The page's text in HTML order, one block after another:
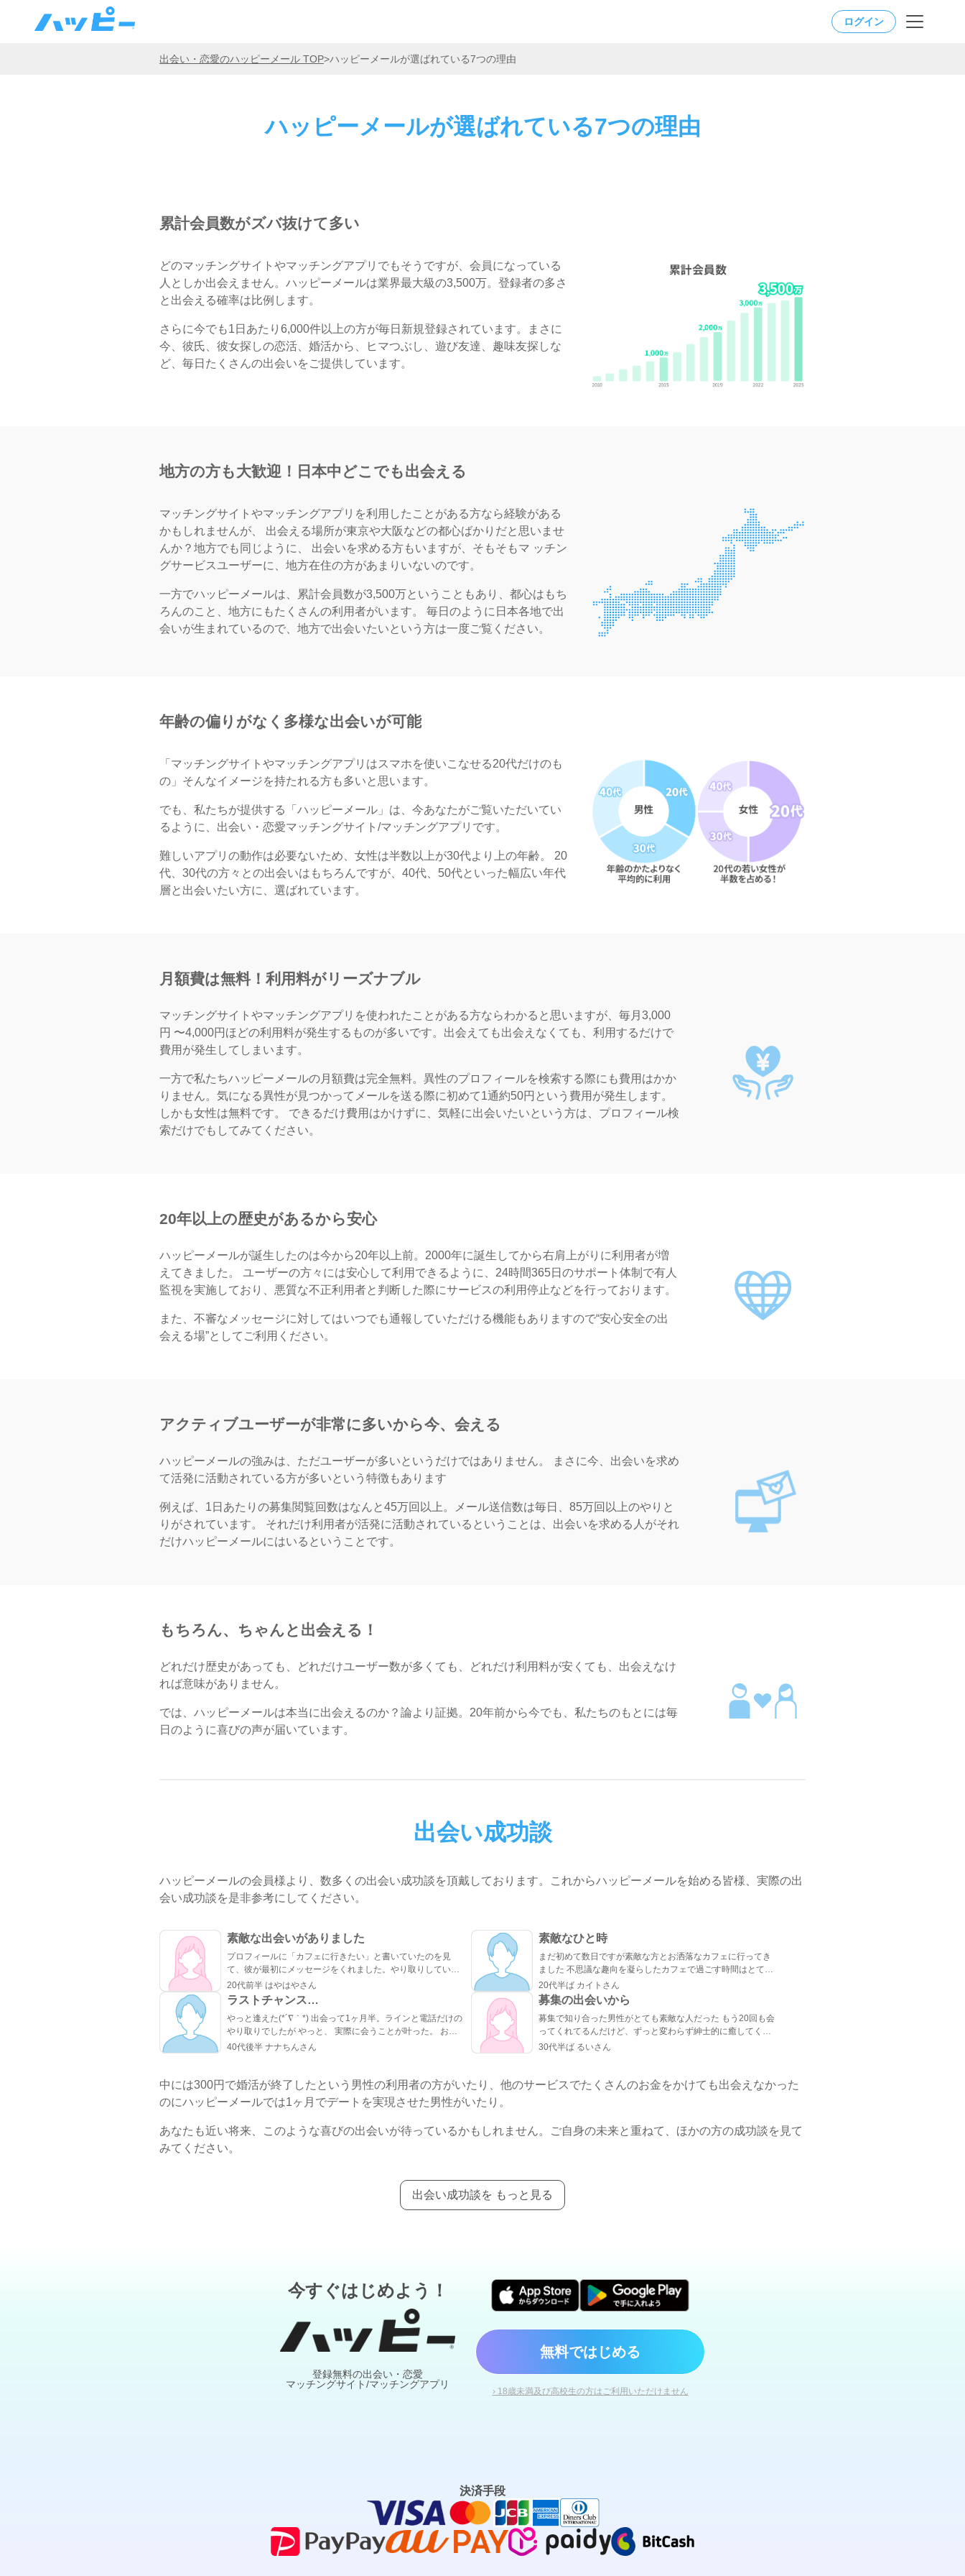
ログイン
出会い・恋愛のハッピーメール TOP>ハッピーメールが選ばれている7つの理由
ハッピーメールが選ばれている7つの理由
累計会員数がズバ抜けて多い
どのマッチングサイトやマッチングアプリでもそうですが、会員になっている
人としか出会えません。ハッピーメールは業界最大級の3,500万。登録者の多さ
と出会える確率は比例します。
さらに今でも1日あたり6,000件以上の方が毎日新規登録されています。まさに
今、彼氏、彼女探しの恋活、婚活から、ヒマつぶし、遊び友達、趣味友探しな
ど、毎日たくさんの出会いをご提供しています。
地方の方も大歓迎！ 日本中どこでも出会える
マッチングサイトやマッチングアプリを利用したことがある方なら経験がある
かもしれませんが、 出会える場所が東京や大阪などの都心ばかりだと思いませ
んか？地方でも同じように、 出会いを求める方もいますが、そもそもマ ッチン
グサービスユーザーに、地方在住の方があまりいないのです。
一方でハッピーメールは、累計会員数が3,500万ということもあり、都心はもち
ろんのこと、地方にもたくさんの利用者がいます。 毎日のように日本各地で出
会いが生まれているので、地方で出会いたいという方は一度ご覧ください。
年齢の偏りがなく 多様な出会いが可能
「マッチングサイトやマッチングアプリはスマホを使いこなせる20代だけのも
の」そんなイメージを持たれる方も多いと思います。
でも、私たちが提供する「ハッピーメール」は、今あなたがご覧いただいてい
るように、出会い・恋愛マッチングサイト/マッチングアプリです。
難しいアプリの動作は必要ないため、女性は半数以上が30代より上の年齢。 20
代、30代の方々との出会いはもちろんですが、40代、50代といった幅広い年代
層と出会いたい方に、選ばれています。
月額費は無料！ 利用料がリーズナブル
マッチングサイトやマッチングアプリを使われたことがある方ならわかると思いますが、毎月3,000
円 〜4,000円ほどの利用料が発生するものが多いです。出会えても出会えなくても、利用するだけで
費用が発生してしまいます。
一方で私たちハッピーメールの月額費は完全無料。異性のプロフィールを検索する際にも費用はかか
りません。気になる異性が見つかってメールを送る際に初めて1通約50円という費用が発生します。
しかも女性は無料です。 できるだけ費用はかけずに、気軽に出会いたいという方は、プロフィール検
索だけでもしてみてください。
20年以上の歴史があるから安心
ハッピーメールが誕生したのは今から20年以上前。2000年に誕生してから右肩上がりに利用者が増
えてきました。 ユーザーの方々には安心して利用できるように、24時間365日のサポート体制で有人
監視を実施しており、悪質な不正利用者と判断した際にサービスの利用停止などを行っております。
また、不審なメッセージに対してはいつでも通報していただける機能もありますので“安心安全の出
会える場”としてご利用ください。
アクティブユーザーが非常に多いから今、会える
ハッピーメールの強みは、ただユーザーが多いというだけではありません。 まさに今、出会いを求め
て活発に活動されている方が多いという特徴もあります
例えば、1日あたりの募集閲覧回数はなんと45万回以上。メール送信数は毎日、85万回以上のやりと
りがされています。 それだけ利用者が活発に活動されているということは、出会いを求める人がそれ
だけハッピーメールにはいるということです。
もちろん、ちゃんと出会える！
どれだけ歴史があっても、どれだけユーザー数が多くても、どれだけ利用料が安くても、出会えなけ
れば意味がありません。
では、ハッピーメールは本当に出会えるのか？論より証拠。20年前から今でも、私たちのもとには毎
日のように喜びの声が届いています。
出会い成功談
ハッピーメールの会員様より、数多くの出会い成功談を頂戴しております。これからハッピーメールを始める皆様、実際の出
会い成功談を是非参考にしてください。
素敵な出会いがありました
プロフィールに「カフェに行きたい」と書いていたのを見
て、彼が最初にメッセージをくれました。やり取りしていく
中で、彼がよく行くらしいカフェが、実は私も好きなお店だ
と分かってびっくり。 なんとなく気になるところが一緒だっ
たので、私的には今までになくメッセージが盛り上がり嬉し
かったです。 カフェに誘ってもらい、実際にお会いするとと
っても話しやすくて、時間があっという間。 少し年上でした
が、気を使わずに話せる感じが心地よくて、「また会いたい
なるかはわからないけど、出会えてよかったと思える人にな
りました。
20代前半 はやはやさん
素敵なひと時
まだ初めて数日ですが素敵な方とお洒落なカフェに行ってき
ました 不思議な趣向を凝らしたカフェで過ごす時間はとても
リラックスできました 真面目な出会いがちゃんとあることが
分かったのでこれからもお互い良い出会いを探したいです
ね
20代半ば カイトさん
ラストチャンス…
やっと逢えた(*´∇｀*) 出会って1ヶ月半。ラインと電話だけの
やり取りでしたが やっと、 実際に会うことが叶った。 お互
い会うことは諦めていましたが叶った。 諦めないことが大切
もできた。 こんな僕と… ありがとう(*´∇｀*)
40代後半 ナナちんさん
募集の出会いから
募集で知り合った男性がとても素敵な人だった もう20回も会
ってくれてるんだけど、ずっと変わらず紳士的に癒してくれ
る。仕事の協力もしてくれて、精神的にも頼りっぱなし。 こ
30代半ば るいさん
中には300円で婚活が終了したという男性の利用者の方がいたり、他のサービスでたくさんのお金をかけても出会えなかった
のにハッピーメールでは1ヶ月でデートを実現させた男性がいたり。
あなたも近い将来、このような喜びの出会いが待っているかもしれません。ご自身の未来と重ねて、ほかの方の成功談を見て
みてください。
出会い成功談を もっと見る
今すぐはじめよう！
登録無料の出会い・恋愛
マッチングサイト/マッチングアプリ
無料ではじめる
› 18歳未満及び高校生の方はご利用いただけません
決済手段